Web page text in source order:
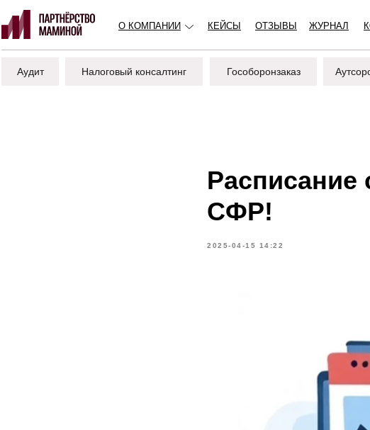
ЖУРНАЛ
ОТЗЫВЫ
КЕЙСЫ
О КОМПАНИИ
Гособоронзаказ
Аудит Налоговый консалтинг
СФР!
2025-04-15 14:22